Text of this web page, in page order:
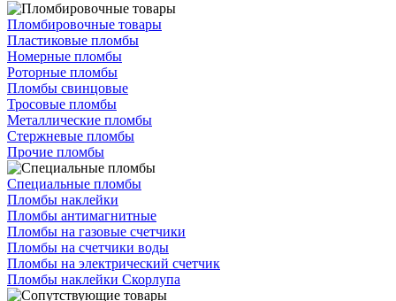
Пломбировочные товары
Пластиковые пломбы
Номерные пломбы
Роторные пломбы
Пломбы свинцовые
Тросовые пломбы
Металлические пломбы
Стержневые пломбы
Прочие пломбы
Специальные пломбы
Пломбы наклейки
Пломбы антимагнитные
Пломбы на газовые счетчики
Пломбы на счетчики воды
Пломбы на электрический счетчик
Пломбы наклейки Скорлупа